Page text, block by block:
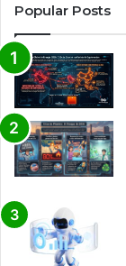
Popular Posts